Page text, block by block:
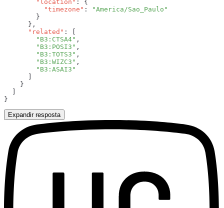
        "location"
          "timezone"
:
      "related"
        "B3:CTSA4"
        "B3:POSI3"
        "B3:TOTS3"
        "B3:WIZC3"
Expandir resposta